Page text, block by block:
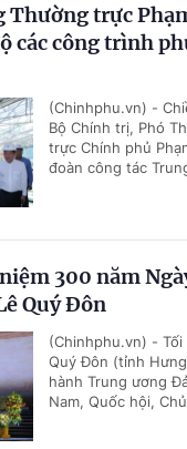
Thường trực
các công trình
(Chinhphu.vn) -
Bộ Chính trị, Phó
trực Chính phủ
đoàn công tác
300 năm
Quý Đôn
(Chinhphu.vn) - Tối
Quý Đôn (tỉnh
hành Trung ương
Nam, Quốc hội,